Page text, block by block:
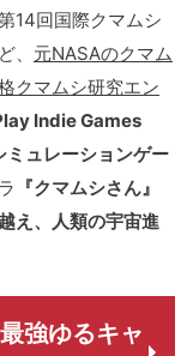
14回国際クマムシ
、 元NASAのクマム
クマムシ研究エン
Indie Games
ュレーションゲー
『クマムシさん』
え、人類の宇宙進
強ゆるキャ